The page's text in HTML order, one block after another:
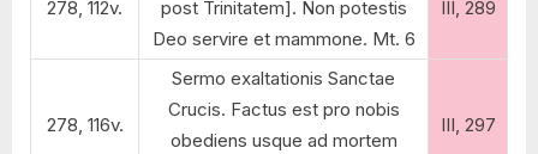
278, 112v.
post Trinitatem]. Non potestis
Deo servire et mammone. Mt. 6
III, 289
278, 116v.
Sermo exaltationis Sanctae
Crucis. Factus est pro nobis
obediens usque ad mortem
III, 297